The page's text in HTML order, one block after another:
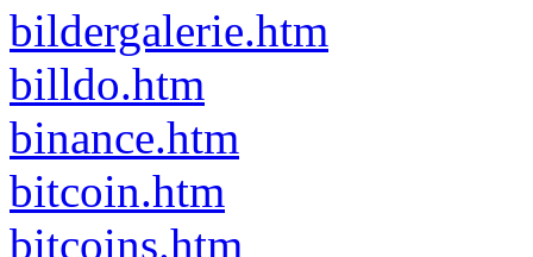
bildergalerie.htm
billdo.htm
binance.htm
bitcoin.htm
bitcoins.htm